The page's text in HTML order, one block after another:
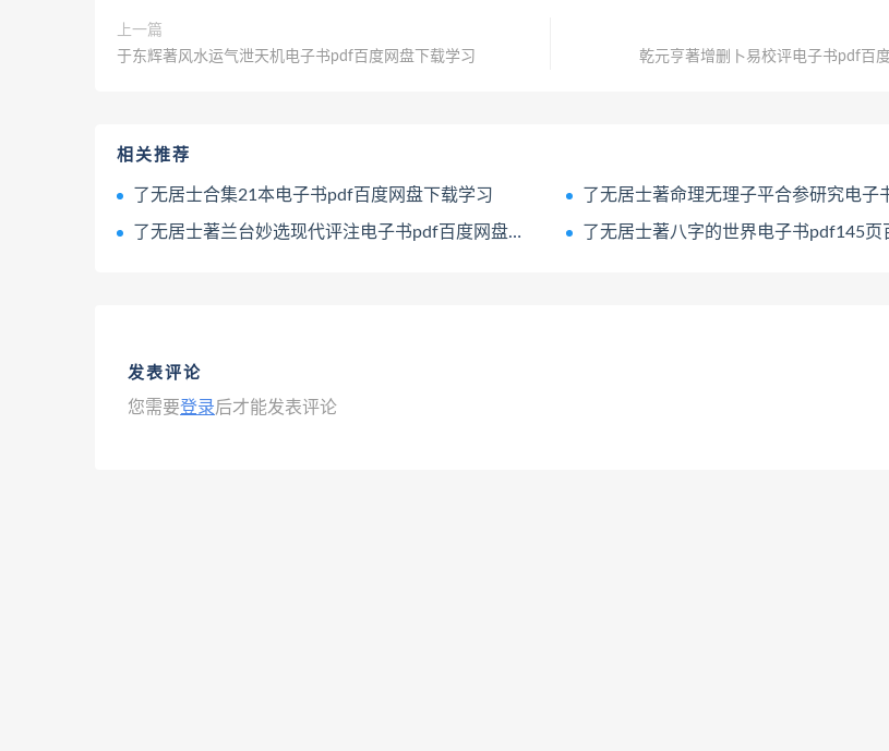
上一篇
于东辉著风水运气泄天机电子书pdf百度网盘下载学习
乾元亨著增删卜易校评电子书pdf百
相关推荐
了无居士合集21本电子书pdf百度网盘下载学习 了无居士著命理无理子平合参研究电子书pdf百度
了无居士著兰台妙选现代评注电子书pdf百度网盘下载学习 了无居士著八字的世界电子书pdf145页百度
发表评论
您需要登录后才能发表评论